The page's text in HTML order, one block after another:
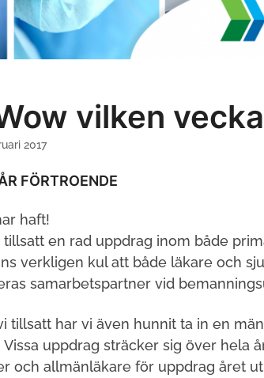
vilken
2017
FÖRTROENDE
haft!
en rad uppdrag inom både
verkligen kul att både läkare och
samarbetspartner vid
tillsatt har vi även hunnit ta in en
uppdrag sträcker sig över hela
och allmänläkare för uppdrag året